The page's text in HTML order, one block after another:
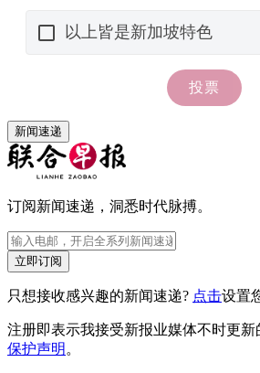
新闻速递
订阅新闻速递，洞悉时代脉搏。
立即订阅
只想接收感兴趣的新闻速递? 点击设置
注册即表示我接受新报业媒体不时更新
保护声明。